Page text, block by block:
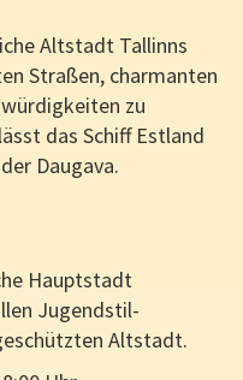
Altstadt Tallinns
Straßen, charmanten
zu
das Schiff Estland
Daugava.
Hauptstadt
Jugendstil-
Altstadt.